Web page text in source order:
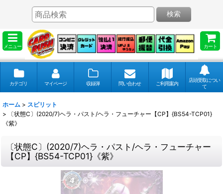
メニュー カート
検索
カテゴリ マイページ 収録弾 問い合わせ ご利用案内
店頭受取につい
て
ホーム > スピリット
>
〔状態C〕(2020/7)ヘラ・パスト/ヘラ・フューチャー【CP】{BS54-TCP01}
《紫》
〔状態C〕(2020/7)ヘラ・パスト/ヘラ・フューチャー
【CP】{BS54-TCP01}《紫》